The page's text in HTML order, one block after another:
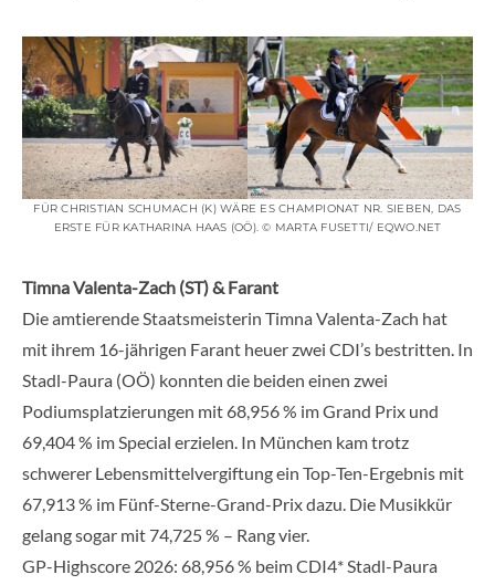
FÜR CHRISTIAN SCHUMACH (K) WÄRE ES CHAMPIONAT NR. SIEBEN, DAS
ERSTE FÜR KATHARINA HAAS (OÖ). © MARTA FUSETTI/ EQWO.NET
Timna Valenta-Zach (ST) & Farant
Die amtierende Staatsmeisterin Timna Valenta-Zach hat
mit ihrem 16-jährigen Farant heuer zwei CDI’s bestritten. In
Stadl-Paura (OÖ) konnten die beiden einen zwei
Podiumsplatzierungen mit 68,956 % im Grand Prix und
69,404 % im Special erzielen. In München kam trotz
schwerer Lebensmittelvergiftung ein Top-Ten-Ergebnis mit
67,913 % im Fünf-Sterne-Grand-Prix dazu. Die Musikkür
gelang sogar mit 74,725 % – Rang vier.
GP-Highscore 2026: 68,956 % beim CDI4* Stadl-Paura